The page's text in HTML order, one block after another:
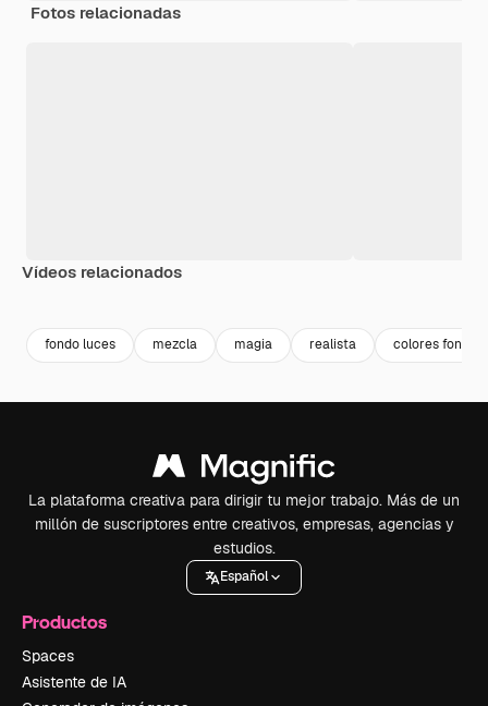
Fotos relacionadas
Vídeos relacionados
fondo luces mezcla magia realista colores fondo
La plataforma creativa para dirigir tu mejor trabajo. Más de un
millón de suscriptores entre creativos, empresas, agencias y
estudios.
Español
Productos
Spaces
Asistente de IA